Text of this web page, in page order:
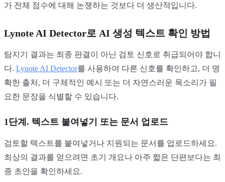
가 전체 점수에 대해 논쟁하는 것보다 더 생산적입니다.
Lynote AI Detector로 AI 생성 텍스트 확인 방법
탐지기 결과는 최종 판결이 아닌 검토 신호로 취급되어야 합니
다. Lynote AI Detector를 사용하여 다른 신호를 확인하고, 더 명
확한 출처, 더 구체적인 예시 또는 더 자연스러운 목소리가 필
요한 문장을 식별할 수 있습니다.
1단계. 텍스트 붙여넣기 또는 문서 업로드
검토할 텍스트를 붙여넣거나 지원되는 문서를 업로드하세요.
최상의 결과를 얻으려면 초기 개요나 아주 짧은 단편보다는 최
종 초안을 확인하세요.